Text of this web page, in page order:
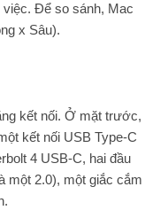
việc. Để so sánh, Mac
x Sâu).
kết nối. Ở mặt trước,
kết nối USB Type-C
4 USB-C, hai đầu
một 2.0), một giắc cắm